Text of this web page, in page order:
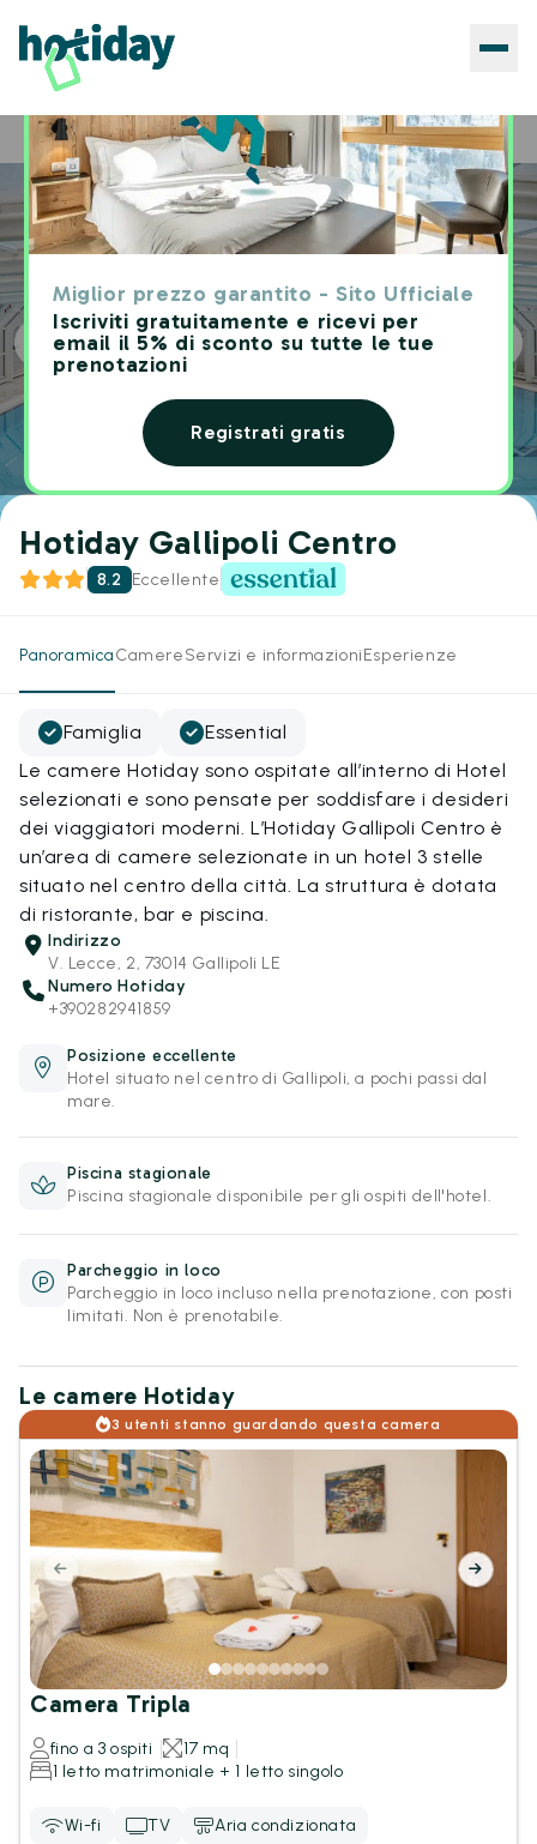
Miglior prezzo garantito - Sito Ufficiale
Iscriviti gratuitamente e ricevi per
email il 5% di sconto su tutte le tue
prenotazioni
Registrati gratis
Home Hotels Hotiday Gallipoli Centro
Hotiday Gallipoli Centro
8.2 Eccellente
PanoramicaCamereServizi e informazioniEsperienze
Famiglia
Essential
Le camere Hotiday sono ospitate all’interno di Hotel
selezionati e sono pensate per soddisfare i desideri
dei viaggiatori moderni. L’Hotiday Gallipoli Centro è
un’area di camere selezionate in un hotel 3 stelle
situato nel centro della città. La struttura è dotata
di ristorante, bar e piscina.
Indirizzo
V. Lecce, 2, 73014 Gallipoli LE
Numero Hotiday
+390282941859
Posizione eccellente
Hotel situato nel centro di Gallipoli, a pochi passi dal
mare.
Piscina stagionale
Piscina stagionale disponibile per gli ospiti dell'hotel.
Parcheggio in loco
Parcheggio in loco incluso nella prenotazione, con posti
limitati. Non è prenotabile.
Le camere Hotiday
3 utenti stanno guardando questa camera
Camera Tripla
fino a 3 ospiti
17 mq
1 letto matrimoniale + 1 letto singolo
Wi-fi TV
Aria condizionata